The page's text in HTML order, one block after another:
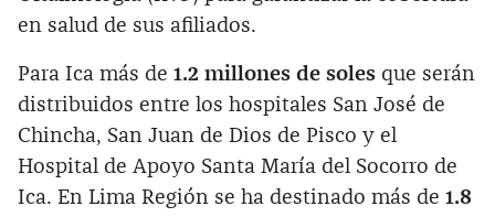
en salud de sus afiliados.
Para Ica más de 1.2 millones de soles que serán
distribuidos entre los hospitales San José de
Chincha, San Juan de Dios de Pisco y el
Hospital de Apoyo Santa María del Socorro de
Ica. En Lima Región se ha destinado más de 1.8